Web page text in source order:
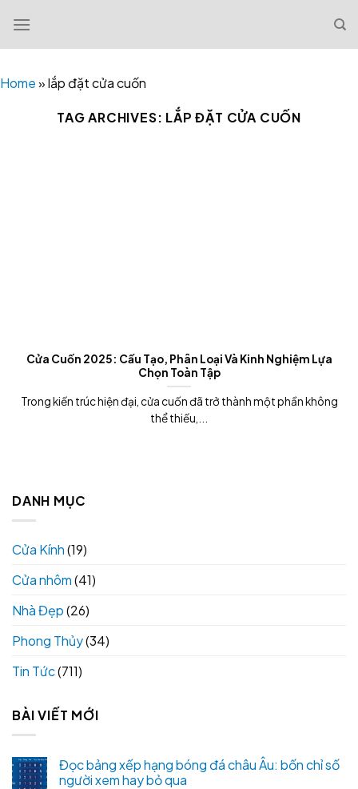
content
Home»lắp đặt cửa cuốn
TAG ARCHIVES: LẮP ĐẶT CỬA CUỐN
Cửa Cuốn 2025: Cấu Tạo, Phân Loại Và Kinh Nghiệm Lựa
Chọn Toàn Tập
Trong kiến trúc hiện đại, cửa cuốn đã trở thành một phần không
thể thiếu,...
DANH MỤC
Cửa Kính(19)
Cửa nhôm(41)
Nhà Đẹp(26)
Phong Thủy(34)
Tin Tức(711)
BÀI VIẾT MỚI
Đọc bảng xếp hạng bóng đá châu Âu: bốn chỉ số
người xem hay bỏ qua